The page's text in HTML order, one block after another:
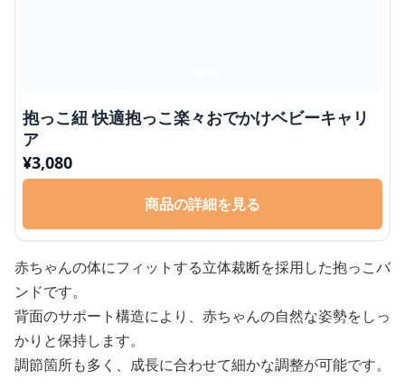
抱っこ紐 快適抱っこ楽々おでかけベビーキャリ
ア
¥3,080
商品の詳細を見る
赤ちゃんの体にフィットする立体裁断を採用した抱っこバ
ンドです。
背面のサポート構造により、赤ちゃんの自然な姿勢をしっ
かりと保持します。
調節箇所も多く、成長に合わせて細かな調整が可能です。